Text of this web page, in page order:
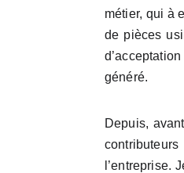
métier, qui à
de pièces
généré.
Depuis,
l’entreprise.